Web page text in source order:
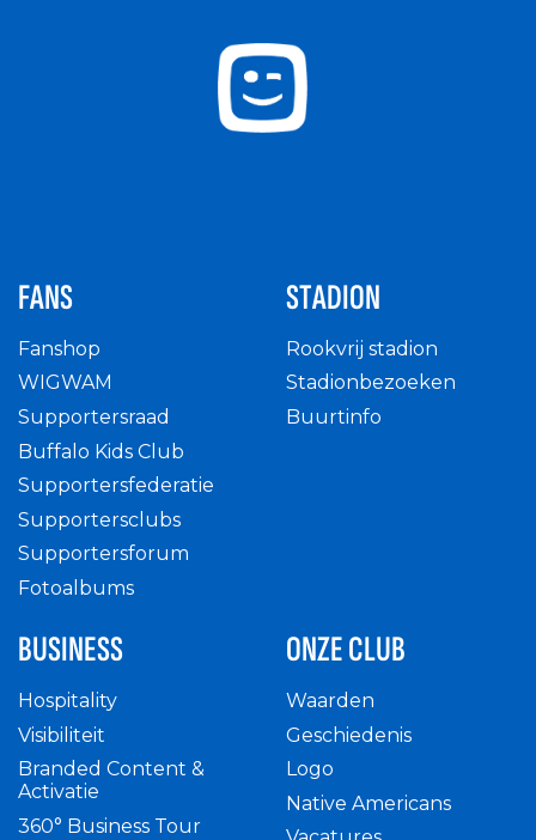
FANS
Fanshop
WIGWAM
Supportersraad
Buffalo Kids Club
Supportersfederatie
Supportersclubs
Supportersforum
Fotoalbums
STADION
Rookvrij stadion
Stadionbezoeken
Buurtinfo
BUSINESS
Hospitality
Visibiliteit
Branded Content &
Activatie
360° Business Tour
ONZE CLUB
Waarden
Geschiedenis
Logo
Native Americans